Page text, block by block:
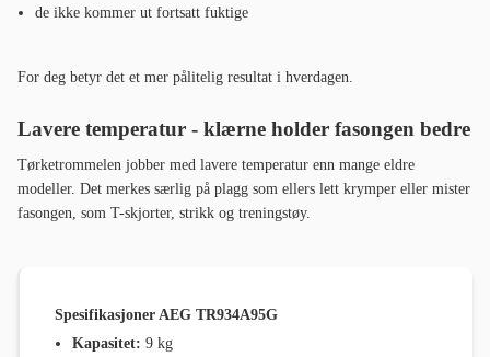
de ikke kommer ut fortsatt fuktige
For deg betyr det et mer pålitelig resultat i hverdagen.
Lavere temperatur - klærne holder fasongen bedre
Tørketrommelen jobber med lavere temperatur enn mange eldre
modeller. Det merkes særlig på plagg som ellers lett krymper eller mister
fasongen, som T-skjorter, strikk og treningstøy.
Spesifikasjoner AEG TR934A95G
Kapasitet: 9 kg